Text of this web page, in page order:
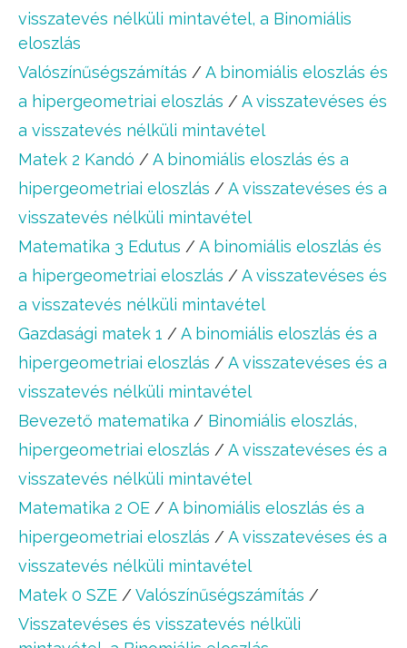
visszatevés nélküli mintavétel, a Binomiális
eloszlás
Valószínűségszámítás / A binomiális eloszlás és
a hipergeometriai eloszlás / A visszatevéses és
a visszatevés nélküli mintavétel
Matek 2 Kandó / A binomiális eloszlás és a
hipergeometriai eloszlás / A visszatevéses és a
visszatevés nélküli mintavétel
Matematika 3 Edutus / A binomiális eloszlás és
a hipergeometriai eloszlás / A visszatevéses és
a visszatevés nélküli mintavétel
Gazdasági matek 1 / A binomiális eloszlás és a
hipergeometriai eloszlás / A visszatevéses és a
visszatevés nélküli mintavétel
Bevezető matematika / Binomiális eloszlás,
hipergeometriai eloszlás / A visszatevéses és a
visszatevés nélküli mintavétel
Matematika 2 OE / A binomiális eloszlás és a
hipergeometriai eloszlás / A visszatevéses és a
visszatevés nélküli mintavétel
Matek 0 SZE / Valószínűségszámítás /
Visszatevéses és visszatevés nélküli